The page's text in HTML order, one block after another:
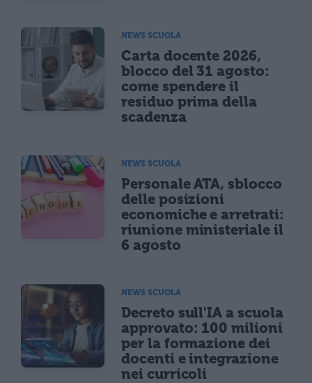
NEWS SCUOLA
Carta docente 2026,
blocco del 31 agosto:
come spendere il
residuo prima della
scadenza
NEWS SCUOLA
Personale ATA, sblocco
delle posizioni
economiche e arretrati:
riunione ministeriale il
6 agosto
NEWS SCUOLA
Decreto sull'IA a scuola
approvato: 100 milioni
per la formazione dei
docenti e integrazione
nei curricoli